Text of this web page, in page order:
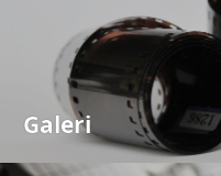
Galeri